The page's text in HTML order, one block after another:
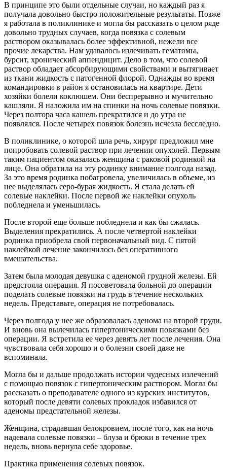
В принципе это были отдельные случаи, но каждый раз я
получала довольно быстро положительные результаты. Позже
я работала в поликлинике и могла бы рассказать о целом ряде
довольно трудных случаев, когда повязка с солевым
раствором оказывалась более эффективной, нежели все
прочие лекарства. Нам удавалось излечивать гематомы,
бурсит, хронический аппендицит. Дело в том, что солевой
раствор обладает абсорбирующими свойствами и вытягивает
из ткани жидкость с патогенной флорой. Однажды во время
командировки в район я остановилась на квартире. Дети
хозяйки болели коклюшем. Они беспрерывно и мучительно
кашляли. Я наложила им на спинки на ночь солевые повязки.
Через полтора часа кашель прекратился и до утра не
появлялся. После четырех повязок болезнь исчезла бесследно.
В поликлинике, о которой шла речь, хирург предложил мне
попробовать солевой раствор при лечении опухолей. Первым
таким пациентом оказалась женщина с раковой родинкой на
лице. Она обратила на эту родинку внимание полгода назад.
За это время родинка побагровела, увеличилась в объеме, из
нее выделялась серо-бурая жидкость. Я стала делать ей
солевые наклейки. После первой же наклейки опухоль
побледнела и уменьшилась.
После второй еще больше побледнела и как бы сжалась.
Выделения прекратились. А после четвертой наклейки
родинка приобрела свой первоначальный вид. С пятой
наклейкой лечение закончилось без оперативного
вмешательства.
Затем была молодая девушка с аденомой грудной железы. Ей
предстояла операция. Я посоветовала больной до операции
поделать солевые повязки на грудь в течение нескольких
недель. Представьте, операция не потребовалась.
Через полгода у нее же образовалась аденома на второй груди.
И вновь она вылечилась гипертоническими повязками без
операции. Я встретила ее через девять лет после лечения. Она
чувствовала себя хорошо и о болезни своей даже не
вспоминала.
Могла бы и дальше продолжать истории чудесных излечений
с помощью повязок с гипертоническим раствором. Могла бы
рассказать о преподавателе одного из курских институтов,
который после девяти солевых прокладок избавился от
аденомы предстательной железы.
Женщина, страдавшая белокровием, после того, как на ночь
надевала солевые повязки – блуза и брюки в течение трех
недель, вновь вернула себе здоровье.
Практика применения солевых повязок.